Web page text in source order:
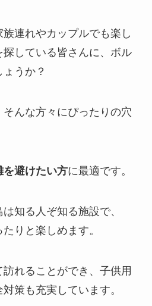
連れやカップルでも楽し
している皆さんに、ボル
うか？
んな方々にぴったりの穴
を避けたい方に最適です。
知る人ぞ知る施設で、
りと楽しめます。
れることができ、子供用
策も充実しています。